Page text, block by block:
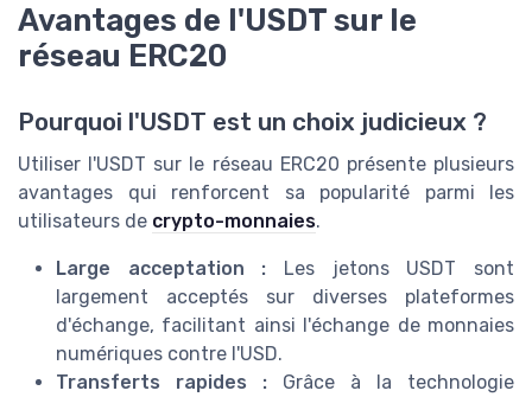
Avantages de l'USDT sur le
réseau ERC20
Pourquoi l'USDT est un choix judicieux ?
Utiliser l'USDT sur le réseau ERC20 présente plusieurs
avantages qui renforcent sa popularité parmi les
utilisateurs de crypto-monnaies.
Large acceptation : Les jetons USDT sont
largement acceptés sur diverses plateformes
d'échange, facilitant ainsi l'échange de monnaies
numériques contre l'USD.
Transferts rapides : Grâce à la technologie